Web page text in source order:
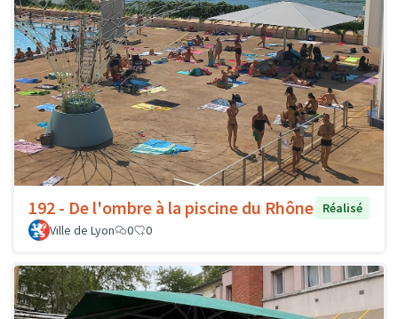
192 - De l'ombre à la piscine du Rhône
Réalisé
Ville de Lyon
0 0